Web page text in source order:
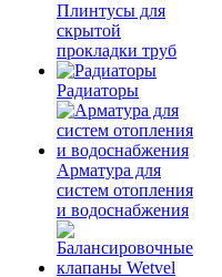
Плинтусы для
скрытой
прокладки труб
Радиаторы
Арматура для
систем отопления
и водоснабжения